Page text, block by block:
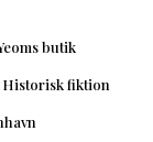
butik
fiktion